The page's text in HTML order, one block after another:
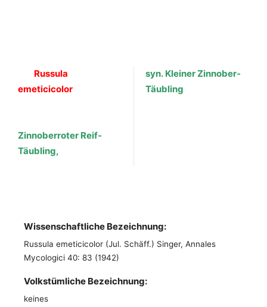
Russula
emeticicolor
Zinnoberroter Reif-
Täubling,
syn. Kleiner Zinnober-
Täubling
Wissenschaftliche Bezeichnung:
Russula emeticicolor (Jul. Schäff.) Singer, Annales
Mycologici 40: 83 (1942)
Volkstümliche Bezeichnung:
keines